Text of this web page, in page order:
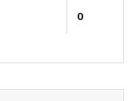
0